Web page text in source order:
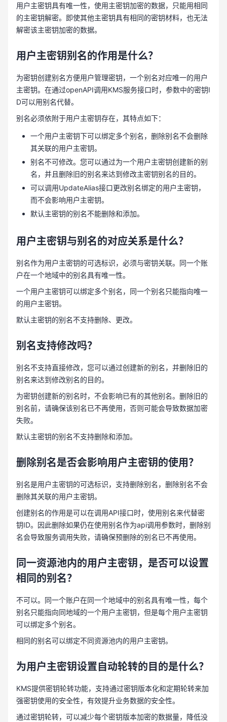
用户主密钥具有唯一性，使用主密钥加密的数据，只能用相同
的主密钥解密。即使其他主密钥具有相同的密钥材料，也无法
解密该主密钥加密的数据。
用户主密钥别名的作用是什么？
为密钥创建别名方便用户管理密钥，一个别名对应唯一的用户
主密钥。在通过openAPI调用KMS服务接口时，参数中的密钥I
D可以用别名代替。
别名必须依附于用户主密钥存在，其特点如下：
一个用户主密钥下可以绑定多个别名，删除别名不会删除
其关联的用户主密钥。
别名不可修改。您可以通过为一个用户主密钥创建新的别
名，并且删除旧的别名来达到修改主密钥别名的目的。
可以调用UpdateAlias接口更改别名绑定的用户主密钥，
而不会影响用户主密钥。
默认主密钥的别名不能删除和添加。
用户主密钥与别名的对应关系是什么？
别名作为用户主密钥的可选标识，必须与密钥关联。同一个账
户在一个地域中的别名具有唯一性。
一个用户主密钥可以绑定多个别名，同一个别名只能指向唯一
的用户主密钥。
默认主密钥的别名不支持删除、更改。
别名支持修改吗？
别名不支持直接修改，您可以通过创建新的别名，并删除旧的
别名来达到修改别名的目的。
为密钥创建新的别名时，不会影响已有的其他别名。删除旧的
别名前，请确保该别名已不再使用，否则可能会导致数据加密
失败。
默认主密钥的别名不支持删除和添加。
删除别名是否会影响用户主密钥的使用？
别名是用户主密钥的可选标识，支持删除别名，删除别名不会
删除其关联的用户主密钥。
创建别名的作用是可以在调用API接口时，使用别名来代替密
钥ID。因此删除如果仍在使用别名作为api调用参数时，删除别
名会导致服务调用失败，请确保预删除的别名已不再使用。
同一资源池内的用户主密钥，是否可以设置
相同的别名？
不可以。同一个账户在同一个地域中的别名具有唯一性，每个
别名只能指向同地域的一个用户主密钥，但是每个用户主密钥
可以绑定多个别名。
相同的别名可以绑定不同资源池内的用户主密钥。
为用户主密钥设置自动轮转的目的是什么？
KMS提供密钥轮转功能，支持通过密钥版本化和定期轮转来加
强密钥使用的安全性，有效提升业务数据的安全性。
通过密钥轮转，可以减少每个密钥版本加密的数据量，降低没